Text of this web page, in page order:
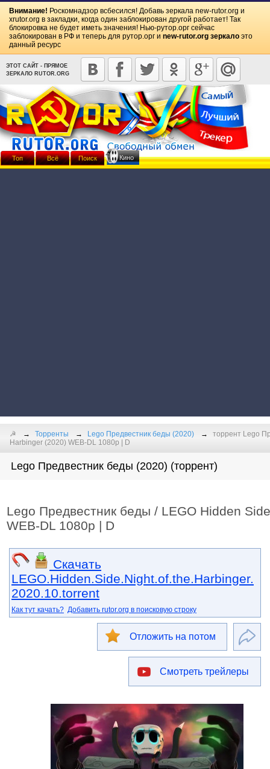
Внимание! Роскомнадзор всбесился! Добавь зеркала new-rutor.org и
xrutor.org в закладки, когда один заблокирован другой работает! Так
блокировка не будет иметь значения! Нью-рутор.орг сейчас
заблокирован в РФ и теперь для рутор.орг и new-rutor.org зеркало это
данный ресурс
ЭТОТ САЙТ - ПРЯМОЕ
ЗЕРКАЛО RUTOR.ORG
☭ Торренты Lego Предвестник беды (2020)
торрент Lego
Harbinger (2020) WEB-DL 1080p | D
Lego Предвестник беды (2020) (торрент)
Lego Предвестник беды / LEGO Hidden
WEB-DL 1080p | D
Скачать
LEGO.Hidden.Side.Night.of.the.Harbinger.
2020.10.torrent
Как тут качать? Добавить rutor.org в поисковую строку
Отложить на потом
Смотреть трейлеры